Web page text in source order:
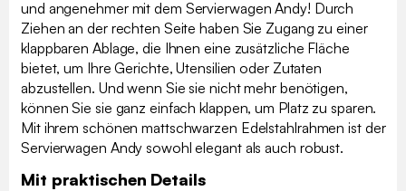
und angenehmer mit dem Servierwagen Andy! Durch
Ziehen an der rechten Seite haben Sie Zugang zu einer
klappbaren Ablage, die Ihnen eine zusätzliche Fläche
bietet, um Ihre Gerichte, Utensilien oder Zutaten
abzustellen. Und wenn Sie sie nicht mehr benötigen,
können Sie sie ganz einfach klappen, um Platz zu sparen.
Mit ihrem schönen mattschwarzen Edelstahlrahmen ist der
Servierwagen Andy sowohl elegant als auch robust.
Mit praktischen Details